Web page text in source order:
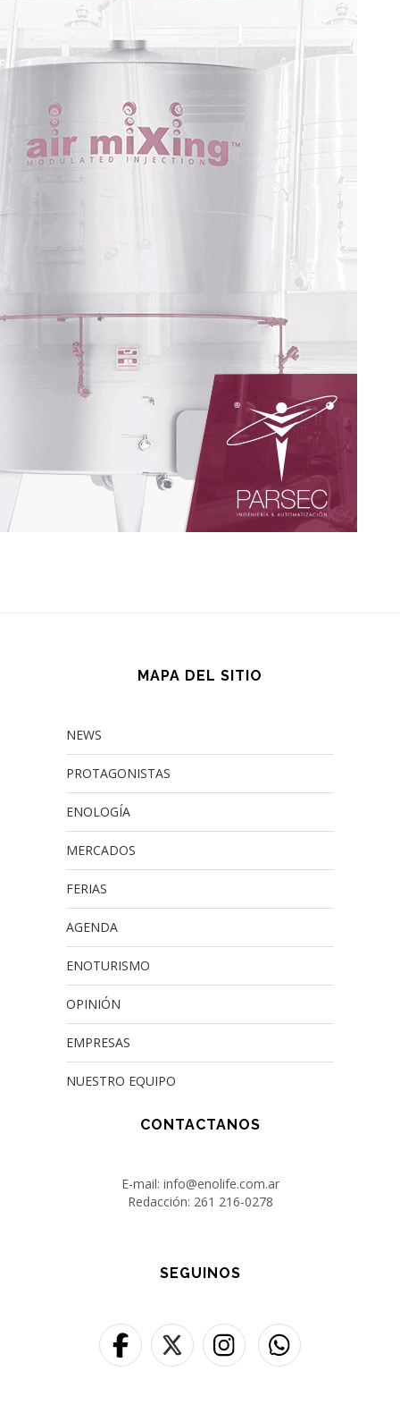
MAPA DEL SITIO
NEWS
PROTAGONISTAS
ENOLOGÍA
MERCADOS
FERIAS
AGENDA
ENOTURISMO
OPINIÓN
EMPRESAS
NUESTRO EQUIPO
CONTACTANOS
E-mail: info@enolife.com.ar
Redacción: 261 216-0278
SEGUINOS